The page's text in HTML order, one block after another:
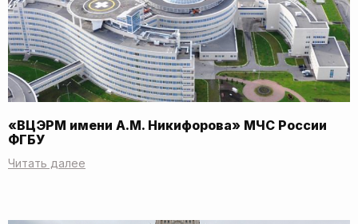
«ВЦЭРМ имени А.М. Никифорова» МЧС России
ФГБУ
Читать далее